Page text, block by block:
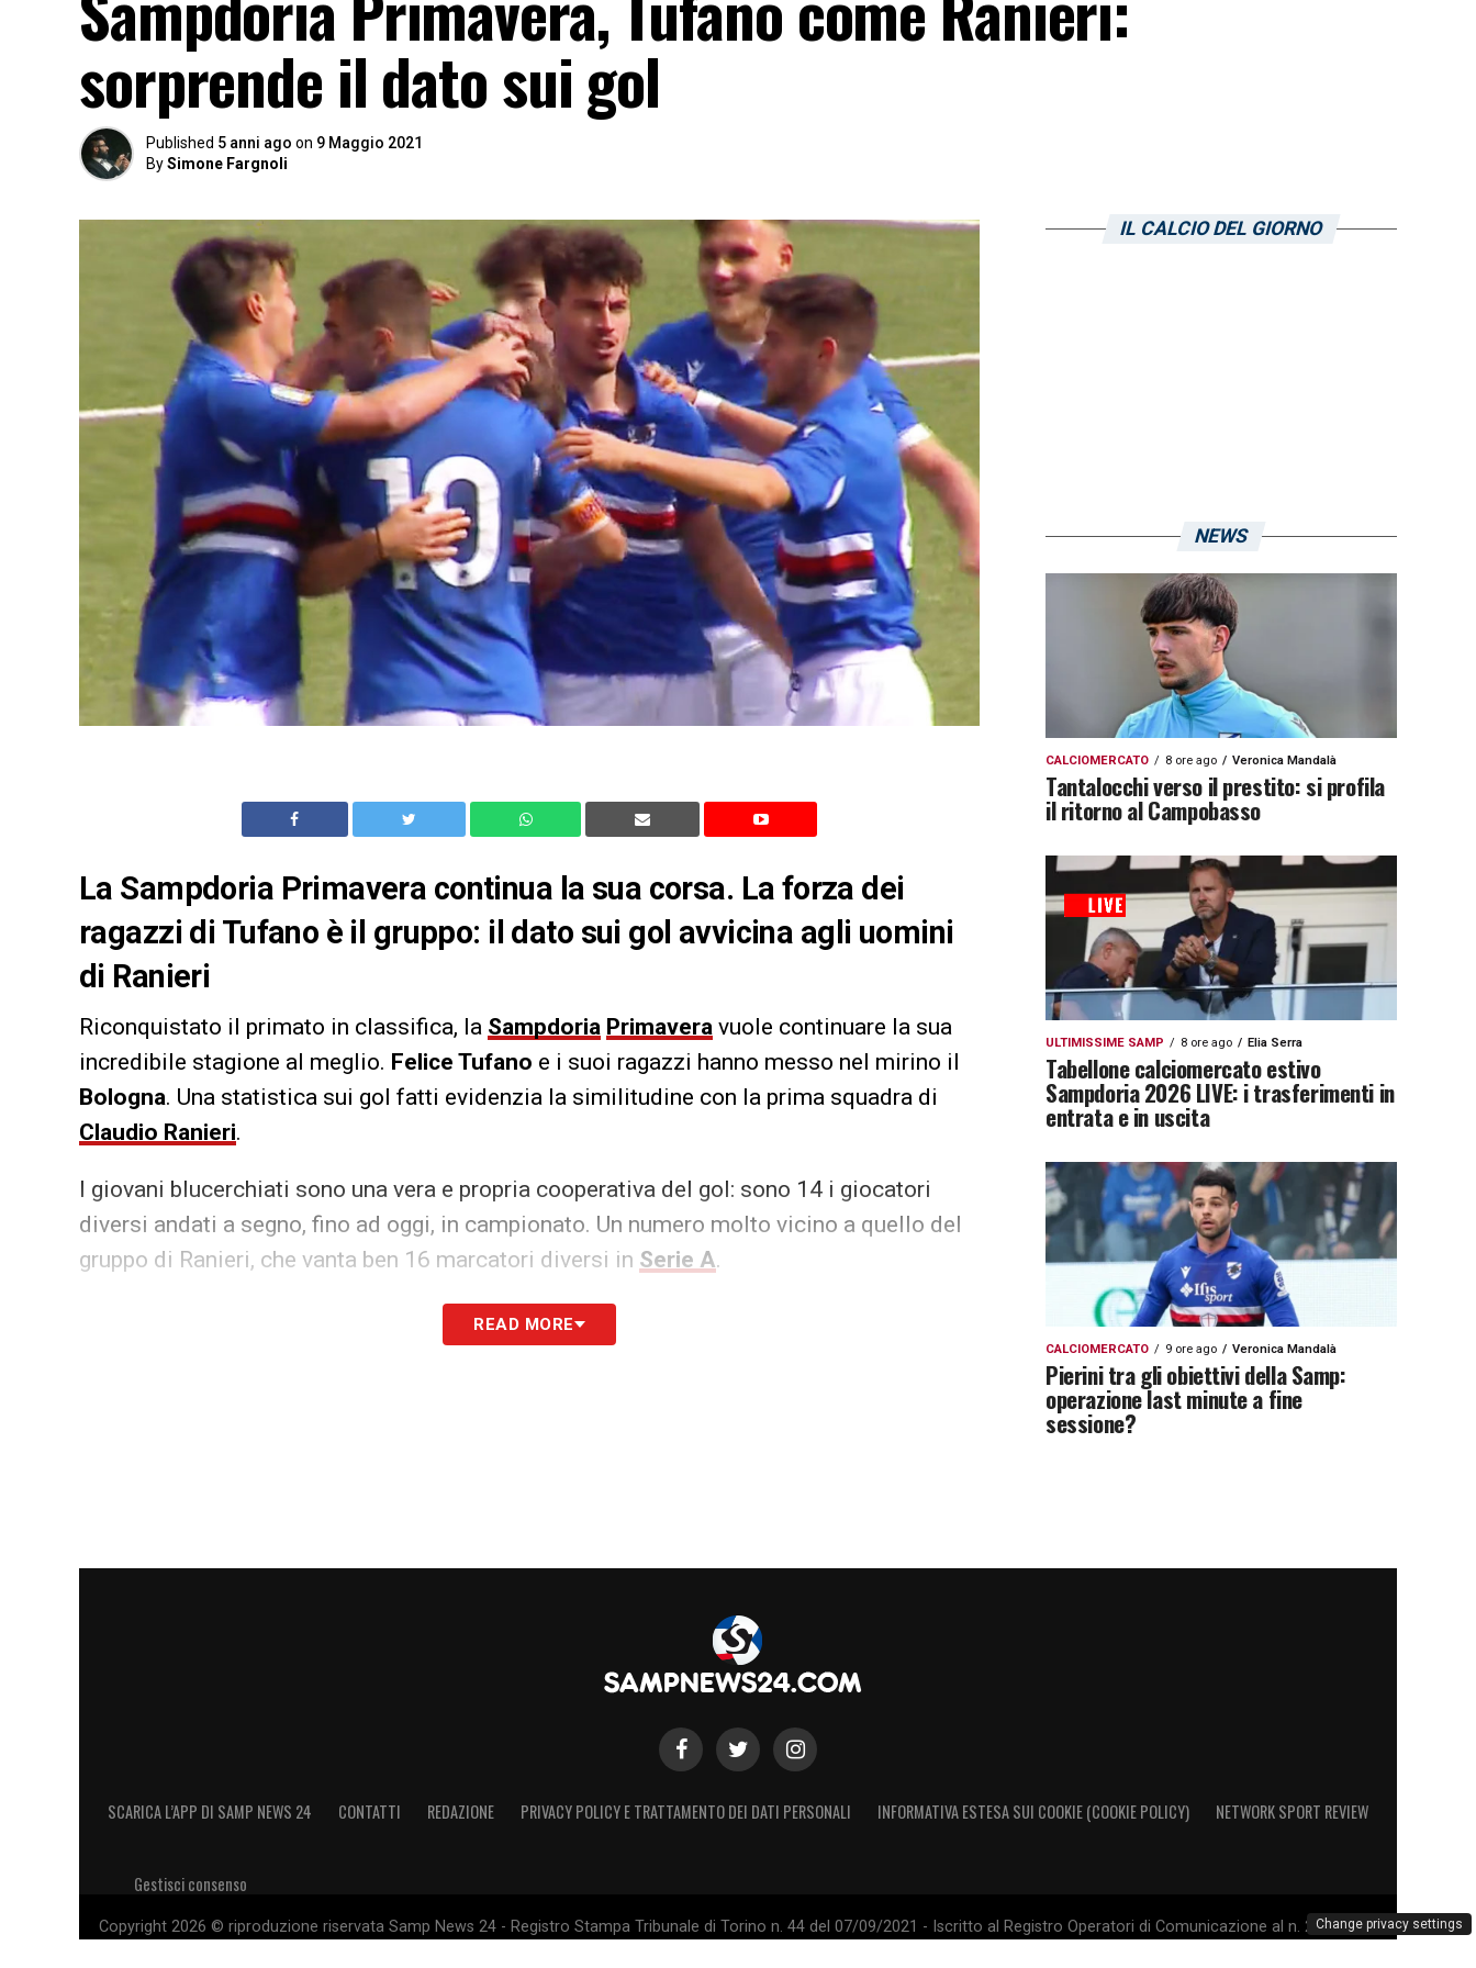
sorprende il dato sui gol
Published 5 anni ago on 9 Maggio 2021
BySimone Fargnoli
La Sampdoria Primavera continua la sua corsa. La forza dei
ragazzi di Tufano è il gruppo: il dato sui gol avvicina agli uomini
di Ranieri
Riconquistato il primato in classifica, la Sampdoria Primavera vuole continuare la sua
incredibile stagione al meglio. Felice Tufano e i suoi ragazzi hanno messo nel mirino il
Bologna. Una statistica sui gol fatti evidenzia la similitudine con la prima squadra di
Claudio Ranieri.
I giovani blucerchiati sono una vera e propria cooperativa del gol: sono 14 i giocatori
diversi andati a segno, fino ad oggi, in campionato. Un numero molto vicino a quello del
gruppo di Ranieri, che vanta ben 16 marcatori diversi in Serie A.
LA PLAYLIST DELLE NOSTRE TOP NEWSREAD MORE
IL CALCIO DEL GIORNO
NEWS
CALCIOMERCATO 8 ore ago Veronica Mandalà
Tantalocchi verso il prestito: si profila
il ritorno al Campobasso
ULTIMISSIME SAMP 8 ore ago Elia Serra
Tabellone calciomercato estivo
Sampdoria 2026 LIVE: i trasferimenti in
entrata e in uscita
CALCIOMERCATO 9 ore ago Veronica Mandalà
Pierini tra gli obiettivi della Samp:
operazione last minute a fine
sessione?
SCARICA L’APP DI SAMP NEWS 24 CONTATTI REDAZIONE PRIVACY POLICY E TRATTAMENTO DEI DATI PERSONALI INFORMATIVA ESTESA SUI COOKIE (COOKIE POLICY) NETWORK SPORT REVIEW
Gestisci consenso
Copyright 2026 © riproduzione riservata Samp News 24 - Registro Stampa Tribunale di Torino n. 44 del 07/09/2021 - Iscritto al Registro Operatori di Comunicazione al n. 26692 - PIChange privacy settings